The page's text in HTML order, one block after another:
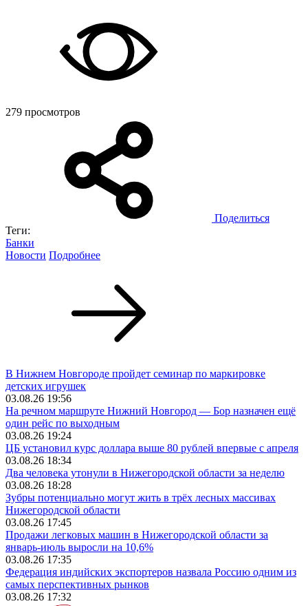
279 просмотров
Поделиться
Теги:
Банки
Новости Подробнее
В Нижнем Новгороде пройдет семинар по маркировке
детских игрушек
03.08.26 19:56
На речном маршруте Нижний Новгород — Бор назначен ещё
один рейс по выходным
03.08.26 19:24
ЦБ установил курс доллара выше 80 рублей впервые с апреля
03.08.26 18:34
Два человека утонули в Нижегородской области за неделю
03.08.26 18:28
Зубры потенциально могут жить в трёх лесных массивах
Нижегородской области
03.08.26 17:45
Продажи легковых машин в Нижегородской области за
январь-июль выросли на 10,6%
03.08.26 17:35
Федерация индийских экспортеров назвала Россию одним из
самых перспективных рынков
03.08.26 17:32